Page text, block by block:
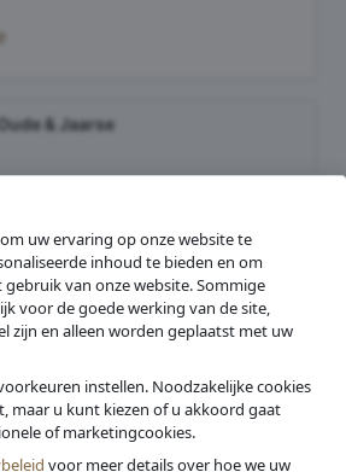
& Jaarse
1 Volgende
uw ervaring op onze website te
inhoud te bieden en om
van onze website. Sommige
voor de goede werking van de site,
zijn en alleen worden geplaatst met uw
instellen. Noodzakelijke cookies
maar u kunt kiezen of u akkoord gaat
of marketingcookies.
voor meer details over hoe we uw